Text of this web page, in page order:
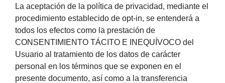
La aceptación de la política de privacidad, mediante el
procedimiento establecido de opt-in, se entenderá a
todos los efectos como la prestación de
CONSENTIMIENTO TÁCITO E INEQUÍVOCO del
Usuario al tratamiento de los datos de carácter
personal en los términos que se exponen en el
presente documento, así como a la transferencia